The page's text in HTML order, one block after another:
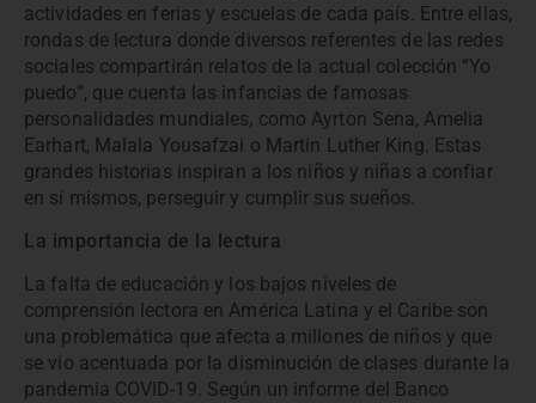
actividades en ferias y escuelas de cada país. Entre ellas,
rondas de lectura donde diversos referentes de las redes
sociales compartirán relatos de la actual colección “Yo
puedo”, que cuenta las infancias de famosas
personalidades mundiales, como Ayrton Sena, Amelia
Earhart, Malala Yousafzai o Martin Luther King. Estas
grandes historias inspiran a los niños y niñas a confiar
en sí mismos, perseguir y cumplir sus sueños.
La importancia de la lectura
La falta de educación y los bajos niveles de
comprensión lectora en América Latina y el Caribe son
una problemática que afecta a millones de niños y que
se vio acentuada por la disminución de clases durante la
pandemia COVID-19. Según un informe del Banco